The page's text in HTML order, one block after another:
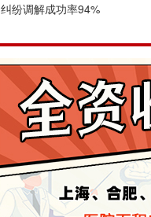
纠纷调解成功率94%